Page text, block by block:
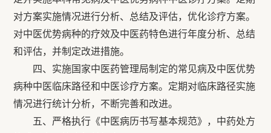
对方案实施情况进行分析、总结及评估，优化诊疗方案。
对中医优势病种的疗效及中医药特色进行年度分析、总结
和评估，并制定改进措施。
四、实施国家中医药管理局制定的常见病及中医优势
病种中医临床路径和中医诊疗方案。定期对临床路径实施
情况进行统计分析，不断完善和改进。
五、严格执行《中医病历书写基本规范》，中药处方